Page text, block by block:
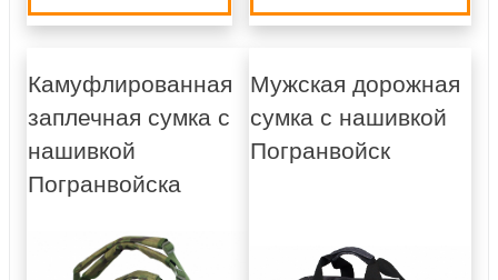
Камуфлированная
заплечная сумка с
нашивкой
Погранвойска
Мужская дорожная
сумка с нашивкой
Погранвойск